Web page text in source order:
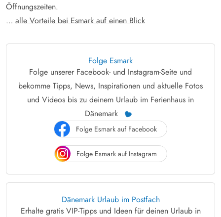
Öffnungszeiten.
… alle Vorteile bei Esmark auf einen Blick
Folge Esmark
Folge unserer Facebook- und Instagram-Seite und
bekomme Tipps, News, Inspirationen und aktuelle Fotos
und Videos bis zu deinem Urlaub im Ferienhaus in
Dänemark
Folge Esmark auf Facebook
Folge Esmark auf Instagram
Dänemark Urlaub im Postfach
Erhalte gratis VIP-Tipps und Ideen für deinen Urlaub in